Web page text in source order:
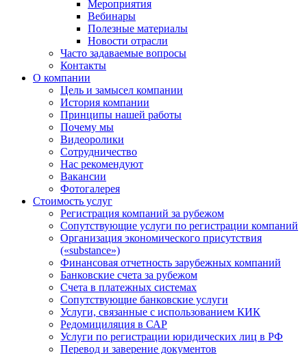
Мероприятия
Вебинары
Полезные материалы
Новости отрасли
Часто задаваемые вопросы
Контакты
О компании
Цель и замысел компании
История компании
Принципы нашей работы
Почему мы
Видеоролики
Сотрудничество
Нас рекомендуют
Вакансии
Фотогалерея
Стоимость услуг
Регистрация компаний за рубежом
Сопутствующие услуги по регистрации компаний
Организация экономического присутствия
(«substance»)
Финансовая отчетность зарубежных компаний
Банковские счета за рубежом
Счета в платежных системах
Сопутствующие банковские услуги
Услуги, связанные с использованием КИК
Редомициляция в САР
Услуги по регистрации юридических лиц в РФ
Перевод и заверение документов